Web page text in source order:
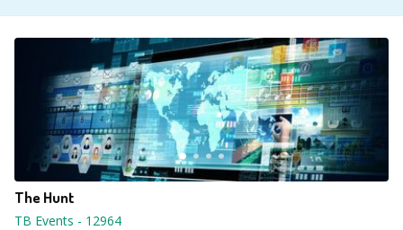
The Hunt
TB Events - 12964